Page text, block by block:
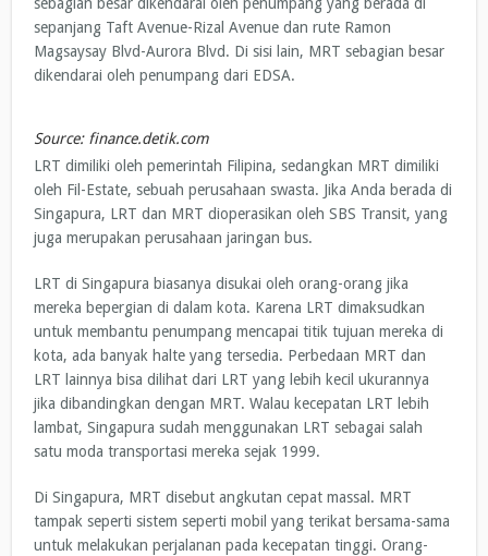
sepanjang Taft Avenue-Rizal Avenue dan rute Ramon
Magsaysay Blvd-Aurora Blvd. Di sisi lain, MRT sebagian besar
dikendarai oleh penumpang dari EDSA.
Source: finance.detik.com
LRT dimiliki oleh pemerintah Filipina, sedangkan MRT dimiliki
oleh Fil-Estate, sebuah perusahaan swasta. Jika Anda berada di
Singapura, LRT dan MRT dioperasikan oleh SBS Transit, yang
juga merupakan perusahaan jaringan bus.
LRT di Singapura biasanya disukai oleh orang-orang jika
mereka bepergian di dalam kota. Karena LRT dimaksudkan
untuk membantu penumpang mencapai titik tujuan mereka di
kota, ada banyak halte yang tersedia. Perbedaan MRT dan
LRT lainnya bisa dilihat dari LRT yang lebih kecil ukurannya
jika dibandingkan dengan MRT. Walau kecepatan LRT lebih
lambat, Singapura sudah menggunakan LRT sebagai salah
satu moda transportasi mereka sejak 1999.
Di Singapura, MRT disebut angkutan cepat massal. MRT
tampak seperti sistem seperti mobil yang terikat bersama-sama
untuk melakukan perjalanan pada kecepatan tinggi. Orang-